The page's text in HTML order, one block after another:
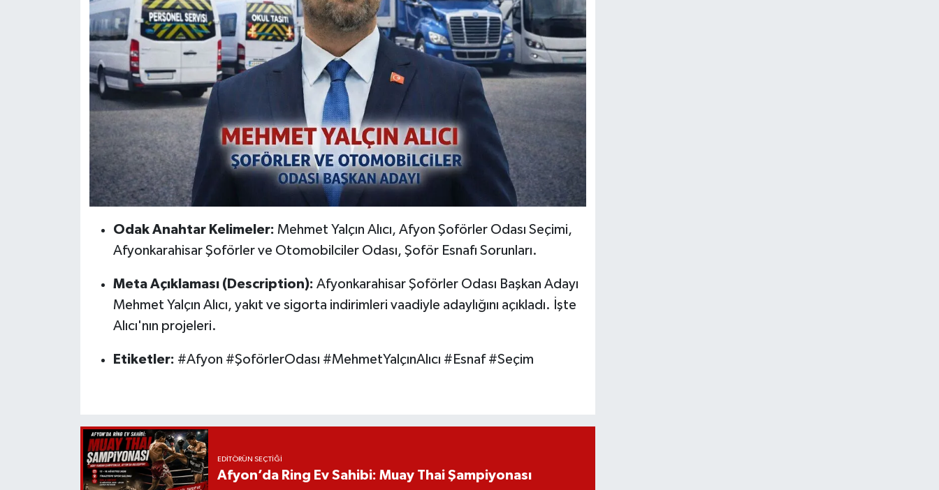
Odak Anahtar Kelimeler: Mehmet Yalçın Alıcı, Afyon Şoförler Odası Seçimi,
Afyonkarahisar Şoförler ve Otomobilciler Odası, Şoför Esnafı Sorunları.
Meta Açıklaması (Description): Afyonkarahisar Şoförler Odası Başkan Adayı
Mehmet Yalçın Alıcı, yakıt ve sigorta indirimleri vaadiyle adaylığını açıkladı. İşte
Alıcı'nın projeleri.
Etiketler: #Afyon #ŞoförlerOdası #MehmetYalçınAlıcı #Esnaf #Seçim
EDITÖRÜN SEÇTIĞI
Afyon’da Ring Ev Sahibi: Muay Thai Şampiyonası